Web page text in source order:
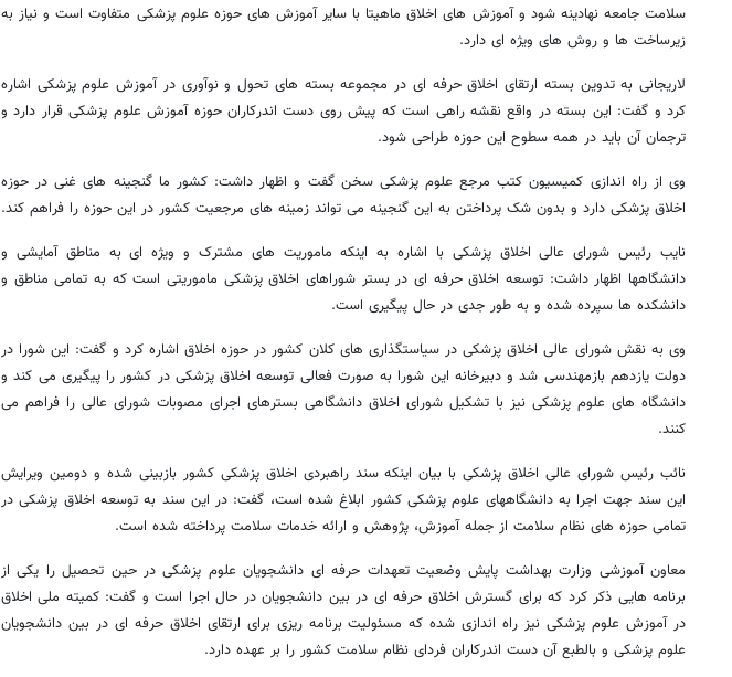
سلامت جامعه نهادینه شود و آموزش های اخلاق ماهیتا با سایر آموزش های حوزه علوم پزشکی متفاوت است و نیاز به
زیرساخت ها و روش های ویژه ای دارد.
لاریجانی به تدوین بسته ارتقای اخلاق حرفه ای در مجموعه بسته های تحول و نوآوری در آموزش علوم پزشکی اشاره
کرد و گفت: این بسته در واقع نقشه راهی است که پیش روی دست اندرکاران حوزه آموزش علوم پزشکی قرار دارد و
ترجمان آن باید در همه سطوح این حوزه طراحی شود.
وی از راه اندازی کمیسیون کتب مرجع علوم پزشکی سخن گفت و اظهار داشت: کشور ما گنجینه های غنی در حوزه
اخلاق پزشکی دارد و بدون شک پرداختن به این گنجینه می تواند زمینه های مرجعیت کشور در این حوزه را فراهم کند.
نایب رئیس شورای عالی اخلاق پزشکی با اشاره به اینکه ماموریت های مشترک و ویژه ای به مناطق آمایشی و
دانشگاهها اظهار داشت: توسعه اخلاق حرفه ای در بستر شوراهای اخلاق پزشکی ماموریتی است که به تمامی مناطق و
دانشکده ها سپرده شده و به طور جدی در حال پیگیری است.
وی به نقش شورای عالی اخلاق پزشکی در سیاستگذاری های کلان کشور در حوزه اخلاق اشاره کرد و گفت: این شورا در
دولت یازدهم بازمهندسی شد و دبیرخانه این شورا به صورت فعالی توسعه اخلاق پزشکی در کشور را پیگیری می کند و
دانشگاه های علوم پزشکی نیز با تشکیل شورای اخلاق دانشگاهی بسترهای اجرای مصوبات شورای عالی را فراهم می
کنند.
نائب رئیس شورای عالی اخلاق پزشکی با بیان اینکه سند راهبردی اخلاق پزشکی کشور بازبینی شده و دومین ویرایش
این سند جهت اجرا به دانشگاههای علوم پزشکی کشور ابلاغ شده است، گفت: در این سند به توسعه اخلاق پزشکی در
تمامی حوزه های نظام سلامت از جمله آموزش، پژوهش و ارائه خدمات سلامت پرداخته شده است.
معاون آموزشی وزارت بهداشت پایش وضعیت تعهدات حرفه ای دانشجویان علوم پزشکی در حین تحصیل را یکی از
برنامه هایی ذکر کرد که برای گسترش اخلاق حرفه ای در بین دانشجویان در حال اجرا است و گفت: کمیته ملی اخلاق
در آموزش علوم پزشکی نیز راه اندازی شده که مسئولیت برنامه ریزی برای ارتقای اخلاق حرفه ای در بین دانشجویان
علوم پزشکی و بالطبع آن دست اندرکاران فردای نظام سلامت کشور را بر عهده دارد.
روزنامه‌های اقتصادی چهارشنبه ۱۴ مرداد ۱۴۰۵ روزنامه‌های ورزشی پنج‌شنبه ۱۵ مرداد ۱۴۰۵